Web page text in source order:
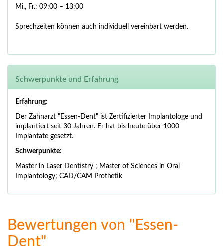
Mi., Fr.: 09:00 – 13:00
Sprechzeiten können auch individuell vereinbart werden.
Schwerpunkte und Erfahrung
Erfahrung:
Der Zahnarzt "Essen-Dent" ist Zertifizierter Implantologe und
implantiert seit 30 Jahren. Er hat bis heute über 1000
Implantate gesetzt.
Schwerpunkte:
Master in Laser Dentistry ; Master of Sciences in Oral
Implantology; CAD/CAM Prothetik
Bewertungen von "Essen-
Dent"